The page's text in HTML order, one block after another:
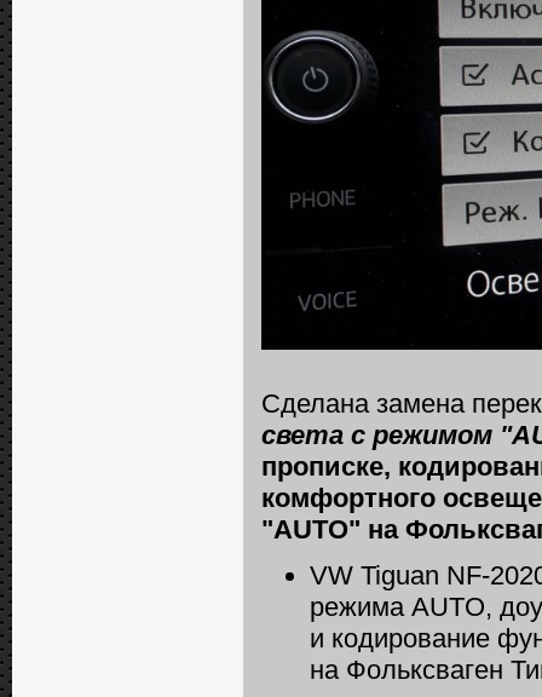
Сделана замена
света с режимом
прописке,
комфортного
"AUTO" на
VW Tiguan NF-
режима AUTO,
и кодирование
на Фольксваген